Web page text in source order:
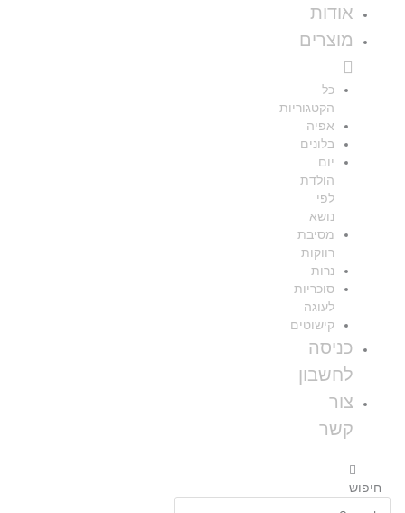
אודות
מוצרים
כל
הקטגוריות
אפיה
בלונים
יום
הולדת
לפי
נושא
מסיבת
רווקות
נרות
סוכריות
לעוגה
קישוטים
כניסה
לחשבון
צור
קשר
חיפוש